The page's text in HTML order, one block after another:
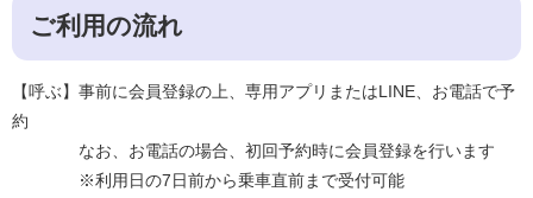
ご利用の流れ
【呼ぶ】事前に会員登録の上、専用アプリまたはLINE、お電話で予
約
なお、お電話の場合、初回予約時に会員登録を行います
※利用日の7日前から乗車直前まで受付可能